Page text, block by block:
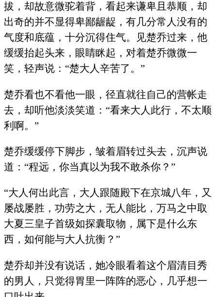
拔，却故意微驼着背，看起来谦卑且恭顺，却
出奇的并不显得卑鄙龌龊，有几分常人没有的
气度和底蕴，十分沉得住气。见楚乔过来，他
缓缓抬起头来，眼睛眯起，对着楚乔微微一
笑，轻声说：“楚大人辛苦了。”
楚乔看也不看他一眼，径直就往自己的营帐走
去，却听他淡淡笑道：“看来大人此行，不太顺
利啊。”
楚乔缓缓停下脚步，皱着眉转过头去，沉声说
道：“程远，你当真以为我不敢杀你？”
“大人何出此言，大人跟随殿下在京城八年，又
屡战屡胜，功劳之大，无人能比，万马之中取
大夏三皇子首级如探囊取物，属下是什么东
西，如何能与大人抗衡？”
楚乔却并没有说话，她冷眼看着这个眉清目秀
的男人，只觉得胃里一阵阵的恶心，几乎想一